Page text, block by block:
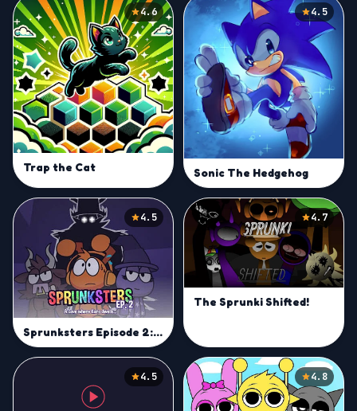
4.6
Trap the Cat
4.5
Sonic The Hedgehog
4.5
Sprunksters Episode 2: The Cave
4.7
The Sprunki Shifted!
4.5 4.8